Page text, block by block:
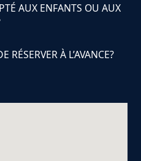
AUX ENFANTS OU AUX
RÉSERVER À L’AVANCE?